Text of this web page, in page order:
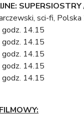
sci-fi,
14.15
14.15
14.15
14.15
14.15